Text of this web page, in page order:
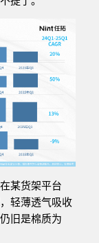
某货架平台
轻薄透气吸收
旧是棉质为